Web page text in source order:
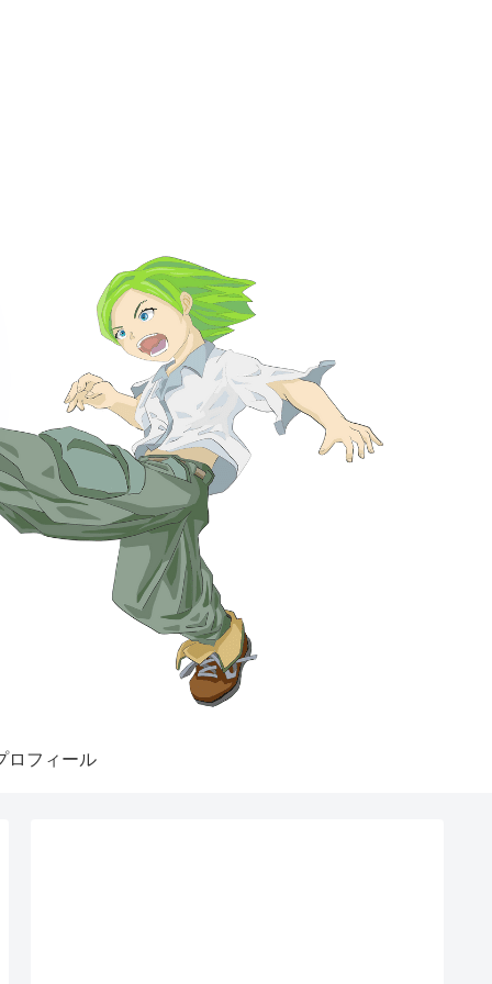
ロフィール